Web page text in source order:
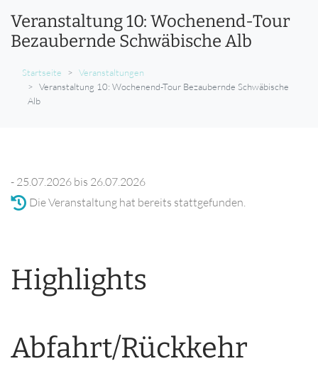
Veranstaltung 10: Wochenend-Tour
Bezaubernde Schwäbische Alb
Startseite
Veranstaltungen
Veranstaltung 10: Wochenend-Tour Bezaubernde Schwäbische
Alb
- 25.07.2026 bis 26.07.2026
Die Veranstaltung hat bereits stattgefunden.
Highlights
Abfahrt/Rückkehr